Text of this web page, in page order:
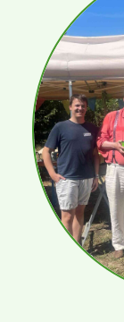
Arbeitsgruppen
Mitglied werden
Engagement-
Grüne Jugend